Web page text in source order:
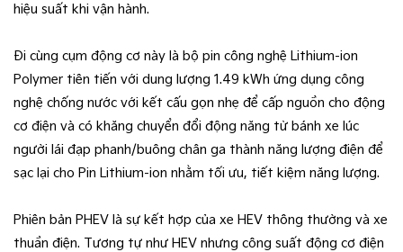
hiệu suất khi vận hành.
Đi cùng cụm động cơ này là bộ pin công nghệ Lithium-ion
Polymer tiên tiến với dung lượng 1.49 kWh ứng dụng công
nghệ chống nước với kết cấu gọn nhẹ để cấp nguồn cho động
cơ điện và có khăng chuyển đổi động năng từ bánh xe lúc
người lái đạp phanh/buông chân ga thành năng lượng điện để
sạc lại cho Pin Lithium-ion nhằm tối ưu, tiết kiệm năng lượng.
Phiên bản PHEV là sự kết hợp của xe HEV thông thường và xe
thuần điện. Tương tự như HEV nhưng công suất động cơ điện